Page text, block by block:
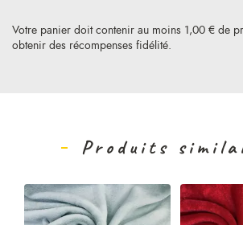
Votre panier doit contenir au moins 1,00 € de
obtenir des récompenses fidélité.
Produits